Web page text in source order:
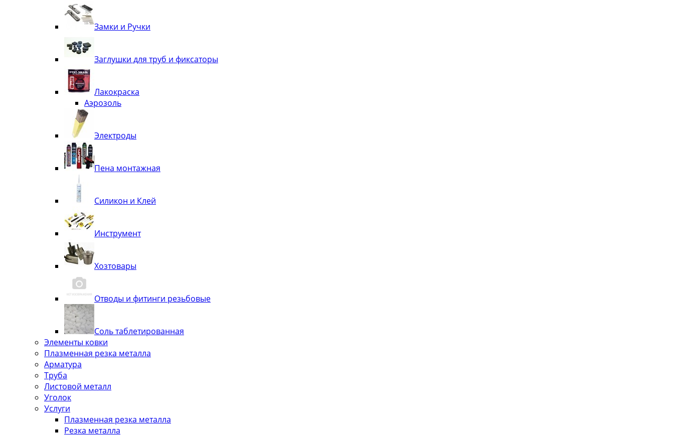
Замки и Ручки
Заглушки для труб и фиксаторы
Лакокраска
Аэрозоль
Электроды
Пена монтажная
Силикон и Клей
Инструмент
Хозтовары
Отводы и фитинги резьбовые
Соль таблетированная
Элементы ковки
Плазменная резка металла
Арматура
Труба
Листовой металл
Уголок
Услуги
Плазменная резка металла
Резка металла